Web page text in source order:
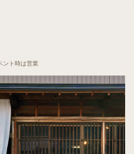
ント時は営業